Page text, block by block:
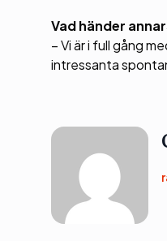
Vad händer
– Vi är i full gång
intressanta